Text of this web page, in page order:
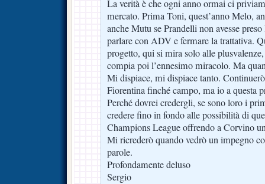
La verità è che ogni anno ormai ci
mercato. Prima Toni, quest’anno Melo,
anche Mutu se Prandelli non avesse
parlare con ADV e fermare la trattativa.
progetto, qui si mira solo alle
compia poi l’ennesimo miracolo. Ma
Mi dispiace, mi dispiace tanto.
Fiorentina finché campo, ma io a questa
Perché dovrei credergli, se sono loro i
credere fino in fondo alle possibilità di
Champions League offrendo a Corvino
Mi ricrederò quando vedrò un impegno
parole.
Profondamente deluso
Sergio